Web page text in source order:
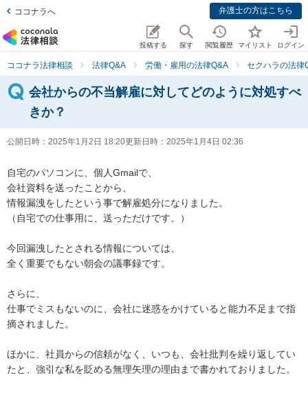
ココナラへ 弁護士の方はこちら
投稿する 探す 閲覧履歴 マイリスト ログイン
ココナラ法律相談 法律Q&A 労働・雇用の法律Q&A セクハラの法律
会社からの不当解雇に対してどのように対処すべ
きか？
公開日時： 2025年1月2日 18:20更新日時： 2025年1月4日 02:36
自宅のパソコンに、個人Gmailで、
会社資料を送ったことから、
情報漏洩をしたという事で解雇処分になりました。
（自宅での仕事用に、送っただけです。）
今回漏洩したとされる情報については、
全く重要でもない朝会の議事録です。
さらに、
仕事でミスもないのに、会社に迷惑をかけていると能力不足まで指
摘されました。
ほかに、社員からの信頼がなく、いつも、会社批判を繰り返してい
たと、強引な私を貶める無理矢理の理由まで書かれておりました。